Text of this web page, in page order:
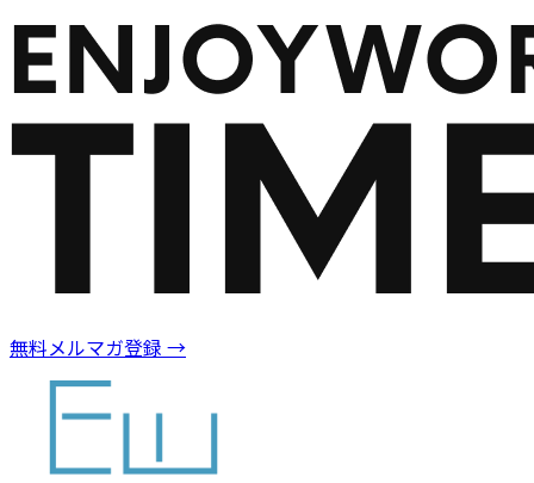
無料メルマガ登録 →